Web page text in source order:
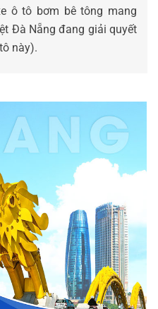
ô tô bơm bê tông mang
Đà Nẵng đang giải quyết
này).